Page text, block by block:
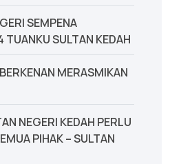
SEMPENA
TUANKU SULTAN KEDAH
MERASMIKAN
NEGERI KEDAH PERLU
PIHAK – SULTAN